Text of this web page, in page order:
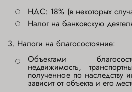
НДС: 18% (в некоторых
Налог на банковскую
3. Налоги на благосостояние:
Объектами
недвижимость,
полученное по наследству
зависит от объекта и его